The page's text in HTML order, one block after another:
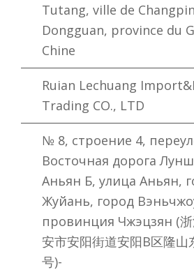
Tutang, ville de
Dongguan, province du
Chine
Ruian Lechuang
Trading CO., LTD
№ 8, строение 4,
Восточная дорога
Аньян Б, улица Аньян,
Жуйань, город
провинция Чжэцзян (浙
安市安阳街道安阳B区隆山
号)-